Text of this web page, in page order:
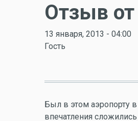
Отзыв от
13 января, 2013 - 04:00
Гость
Был в этом аэропорту
впечатления